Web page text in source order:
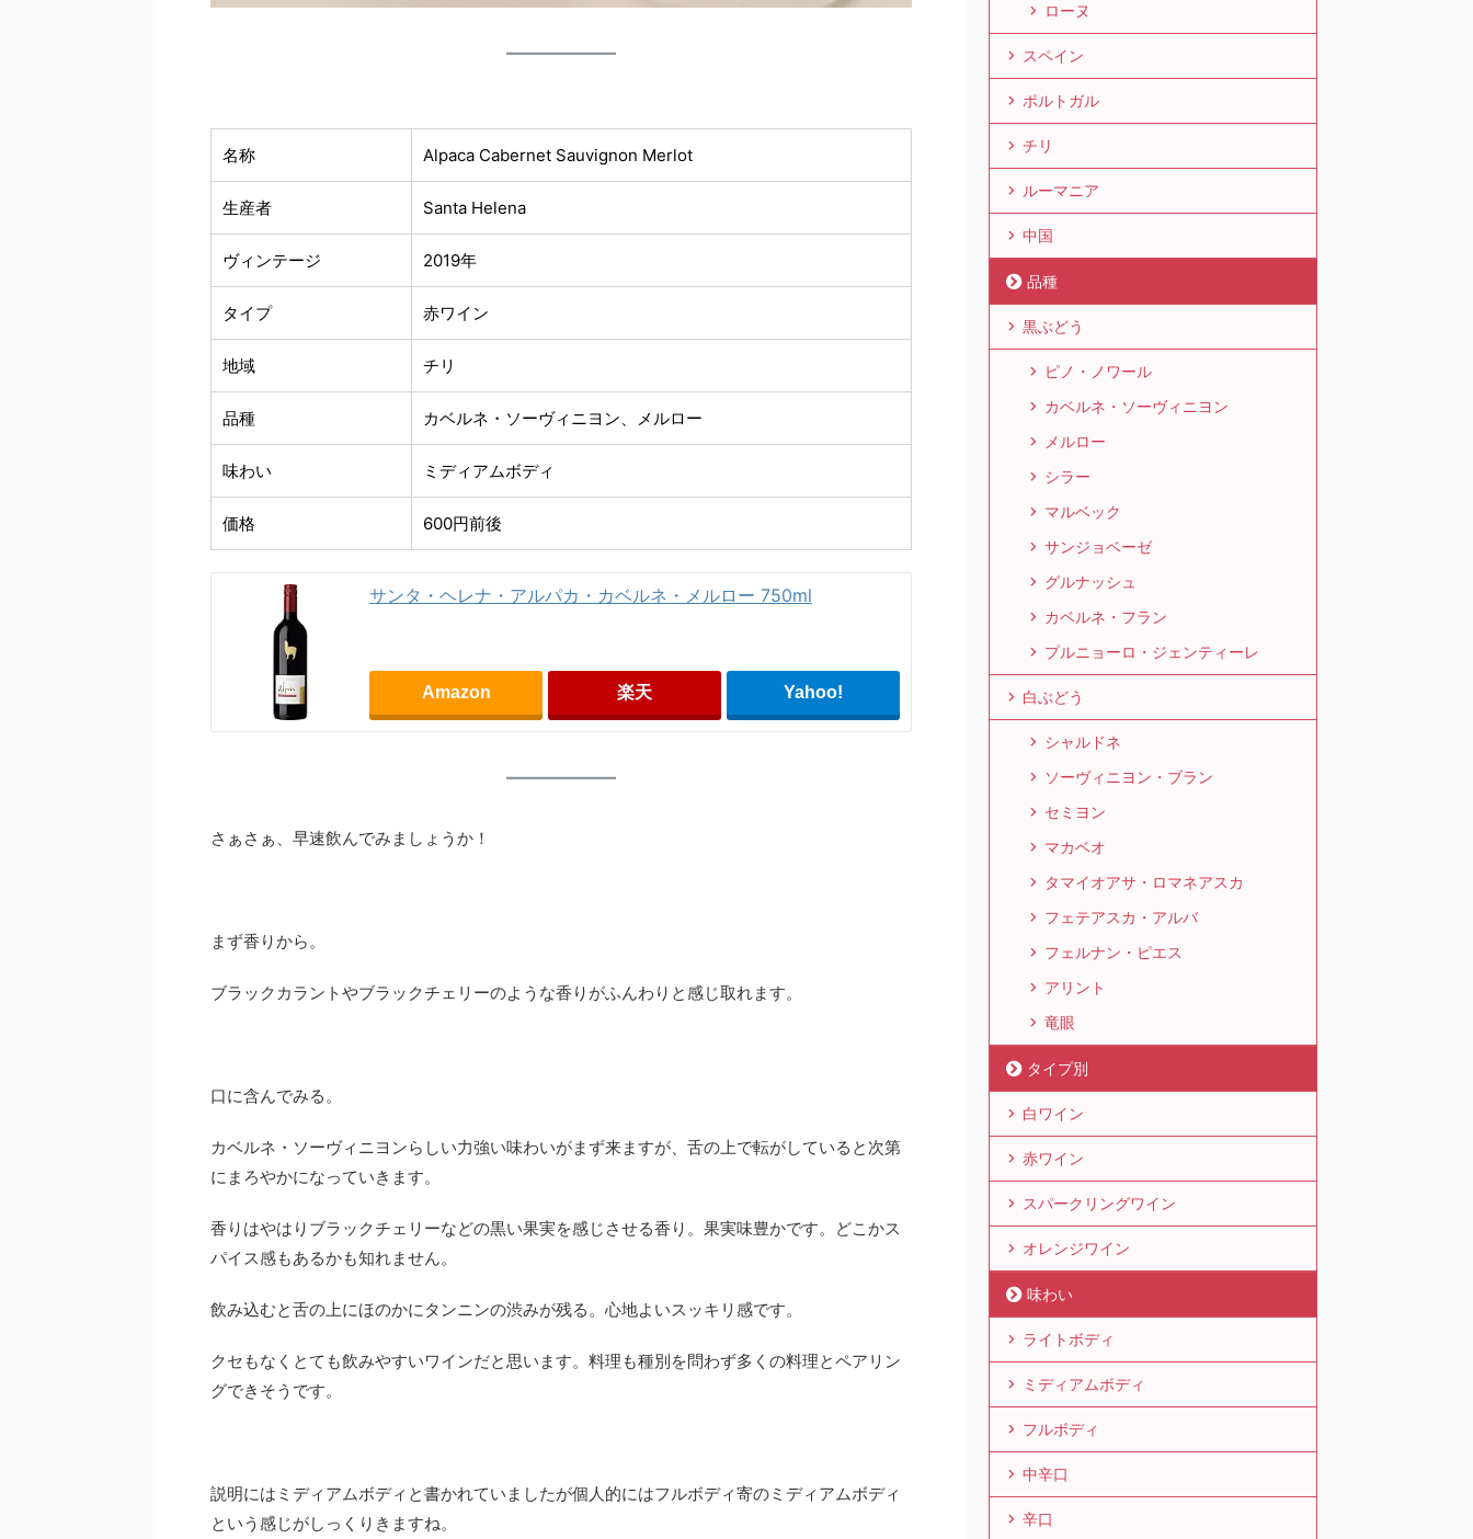
名称 Alpaca Cabernet Sauvignon Merlot
生産者 Santa Helena
ヴィンテージ 2019年
タイプ 赤ワイン
地域 チリ
品種 カベルネ・ソーヴィニヨン、メルロー
味わい ミディアムボディ
価格 600円前後
サンタ・ヘレナ・アルパカ・カベルネ・メルロー 750ml
Amazon 楽天 Yahoo!
さぁさぁ、早速飲んでみましょうか！
まず香りから。
ブラックカラントやブラックチェリーのような香りがふんわりと感じ取れます。
口に含んでみる。
カベルネ・ソーヴィニヨンらしい力強い味わいがまず来ますが、舌の上で転がしていると次第
にまろやかになっていきます。
香りはやはりブラックチェリーなどの黒い果実を感じさせる香り。果実味豊かです。どこかス
パイス感もあるかも知れません。
飲み込むと舌の上にほのかにタンニンの渋みが残る。心地よいスッキリ感です。
クセもなくとても飲みやすいワインだと思います。料理も種別を問わず多くの料理とペアリン
グできそうです。
説明にはミディアムボディと書かれていましたが個人的にはフルボディ寄のミディアムボディ
という感じがしっくりきますね。
ローヌ
スペイン
ポルトガル
チリ
ルーマニア
中国
品種
黒ぶどう
ピノ・ノワール
カベルネ・ソーヴィニヨン
メルロー
シラー
マルベック
サンジョベーゼ
グルナッシュ
カベルネ・フラン
プルニョーロ・ジェンティーレ
白ぶどう
シャルドネ
ソーヴィニヨン・ブラン
セミヨン
マカベオ
タマイオアサ・ロマネアスカ
フェテアスカ・アルバ
フェルナン・ピエス
アリント
竜眼
タイプ別
白ワイン
赤ワイン
スパークリングワイン
オレンジワイン
味わい
ライトボディ
ミディアムボディ
フルボディ
中辛口
辛口